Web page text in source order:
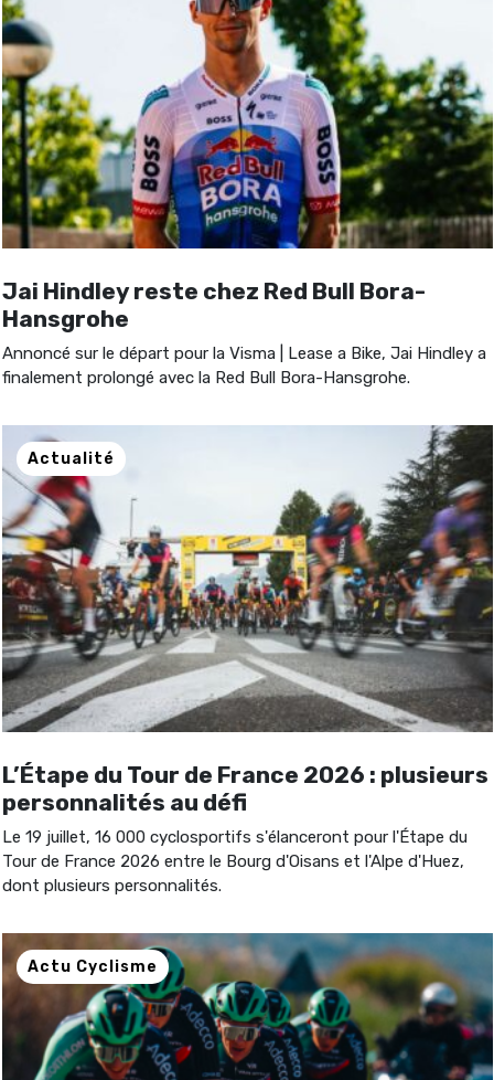
Jai Hindley reste chez Red Bull Bora-
Hansgrohe
Annoncé sur le départ pour la Visma | Lease a Bike, Jai Hindley a
finalement prolongé avec la Red Bull Bora-Hansgrohe.
Actualité
L’Étape du Tour de France 2026 : plusieurs
personnalités au défi
Le 19 juillet, 16 000 cyclosportifs s'élanceront pour l'Étape du
Tour de France 2026 entre le Bourg d'Oisans et l'Alpe d'Huez,
dont plusieurs personnalités.
Actu Cyclisme